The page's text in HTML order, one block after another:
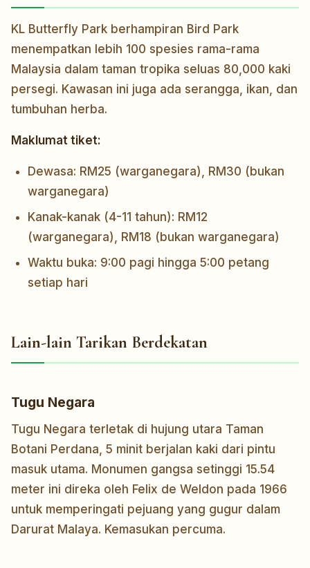
KL Butterfly Park berhampiran Bird Park
menempatkan lebih 100 spesies rama-rama
Malaysia dalam taman tropika seluas 80,000 kaki
persegi. Kawasan ini juga ada serangga, ikan, dan
tumbuhan herba.
Maklumat tiket:
Dewasa: RM25 (warganegara), RM30 (bukan
warganegara)
Kanak-kanak (4-11 tahun): RM12
(warganegara), RM18 (bukan warganegara)
Waktu buka: 9:00 pagi hingga 5:00 petang
setiap hari
Lain-lain Tarikan Berdekatan
Tugu Negara
Tugu Negara terletak di hujung utara Taman
Botani Perdana, 5 minit berjalan kaki dari pintu
masuk utama. Monumen gangsa setinggi 15.54
meter ini direka oleh Felix de Weldon pada 1966
untuk memperingati pejuang yang gugur dalam
Darurat Malaya. Kemasukan percuma.